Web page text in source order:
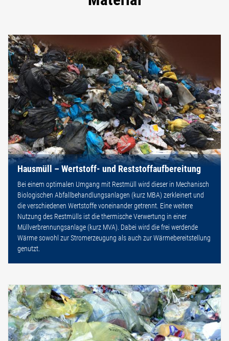
Hausmüll – Wertstoff- und Reststoffaufbereitung
Bei einem optimalen Umgang mit Restmüll wird dieser in Mechanisch
Biologischen Abfallbehandlungsanlagen (kurz MBA) zerkleinert und
die verschiedenen Wertstoffe voneinander getrennt. Eine weitere
Nutzung des Restmülls ist die thermische Verwertung in einer
Müllverbrennungsanlage (kurz MVA). Dabei wird die frei werdende
Wärme sowohl zur Stromerzeugung als auch zur Wärmebereitstellung
genutzt.